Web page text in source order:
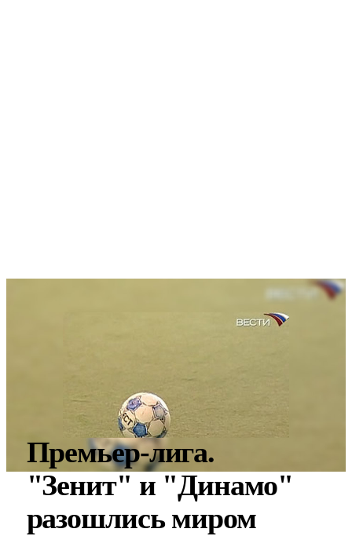
Премьер-лига.
"Зенит" и "Динамо"
разошлись миром